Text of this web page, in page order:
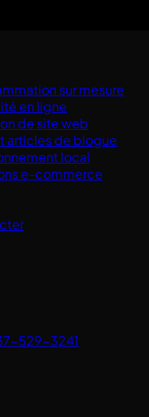
sur mesure
en ligne
de site web
articles de blogue
local
e-commerce
529-3241